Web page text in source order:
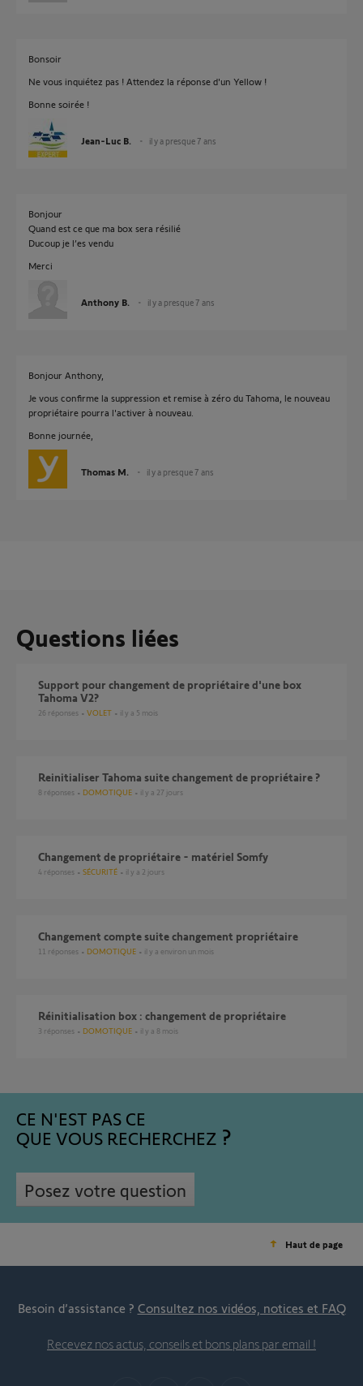
Bonsoir
Ne vous inquiétez pas ! Attendez la réponse d'un Yellow !
Bonne soirée !
Jean-Luc B. il y a presque 7 ans
Bonjour
Quand est ce que ma box sera résilié
Ducoup je l’es vendu
Merci
Anthony B. il y a presque 7 ans
Bonjour Anthony,
Je vous confirme la suppression et remise à zéro du Tahoma, le nouveau
propriétaire pourra l'activer à nouveau.
Bonne journée,
Thomas M. il y a presque 7 ans
Questions liées
Support pour changement de propriétaire d'une box
Tahoma V2?
26 réponses VOLET il y a 5 mois
Reinitialiser Tahoma suite changement de propriétaire ?
8 réponses DOMOTIQUE il y a 27 jours
Changement de propriétaire - matériel Somfy
4 réponses SÉCURITÉ il y a 2 jours
Changement compte suite changement propriétaire
11 réponses DOMOTIQUE il y a environ un mois
Réinitialisation box : changement de propriétaire
3 réponses DOMOTIQUE il y a 8 mois
CE N'EST PAS CE
QUE VOUS RECHERCHEZ
Posez votre question
Haut de page
Besoin d’assistance ? Consultez nos vidéos, notices et FAQ
Recevez nos actus, conseils et bons plans par email !